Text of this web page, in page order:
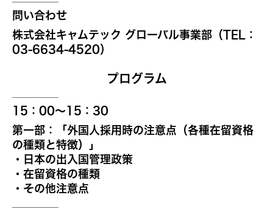
問い合わせ
株式会社キャムテック グローバル事業部（TEL：
03-6634-4520）
プログラム
15：00～15：30
第一部：「外国人採用時の注意点（各種在留資格
の種類と特徴）」
・日本の出入国管理政策
・在留資格の種類
・その他注意点